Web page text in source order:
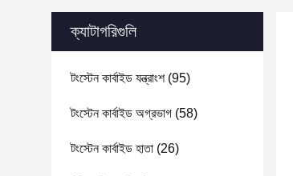
ক্যাটাগরিগুলি
টংস্টেন কার্বাইড যন্ত্রাংশ(95)
টংস্টেন কার্বাইড অগ্রভাগ (58)
টংস্টেন কার্বাইড হাতা (26)